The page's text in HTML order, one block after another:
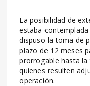
La posibilidad de
estaba
dispuso la toma de
plazo de 12 meses
prorrogable hasta
quienes resulten
operación.